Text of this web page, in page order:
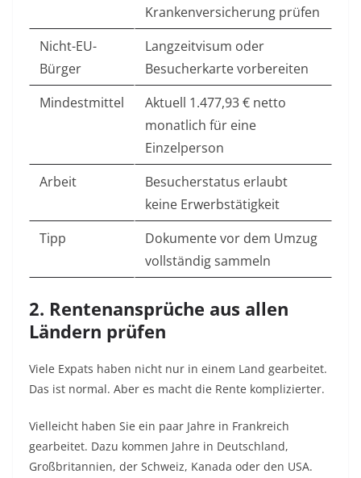
Krankenversicherung prüfen
Nicht-EU-
Bürger
Langzeitvisum oder
Besucherkarte vorbereiten
Mindestmittel
Aktuell 1.477,93 € netto
monatlich für eine
Einzelperson
Arbeit
Besucherstatus erlaubt
keine Erwerbstätigkeit
Tipp
Dokumente vor dem Umzug
vollständig sammeln
2. Rentenansprüche aus allen
Ländern prüfen
Viele Expats haben nicht nur in einem Land gearbeitet.
Das ist normal. Aber es macht die Rente komplizierter.
Vielleicht haben Sie ein paar Jahre in Frankreich
gearbeitet. Dazu kommen Jahre in Deutschland,
Großbritannien, der Schweiz, Kanada oder den USA.